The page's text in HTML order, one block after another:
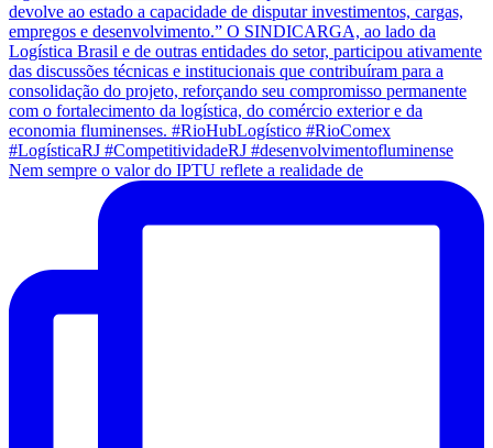
Nem sempre o valor do IPTU reflete a realidade de